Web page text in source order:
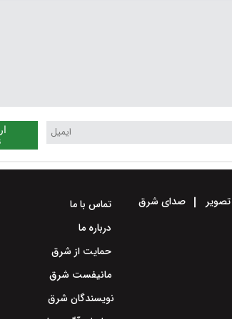
تصویر صدای شرق
تماس با ما
درباره ما
حمایت از شرق
مانیفست شرق
نویسندگان شرق